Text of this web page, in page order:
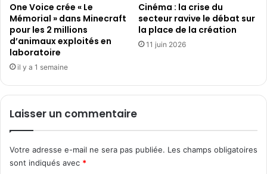
u
2
0
a
u
2
a
û
t
0
2
d
'
h
i
v
e
One Voice crée « Le
Mémorial » dans Minecraft
pour les 2 millions
d’animaux exploités en
laboratoire
il y a 1 semaine
Cinéma : la crise du
secteur ravive le débat sur
la place de la création
11 juin 2026
Laisser un commentaire
Votre adresse e-mail ne sera pas publiée. Les champs obligatoires
sont indiqués avec *